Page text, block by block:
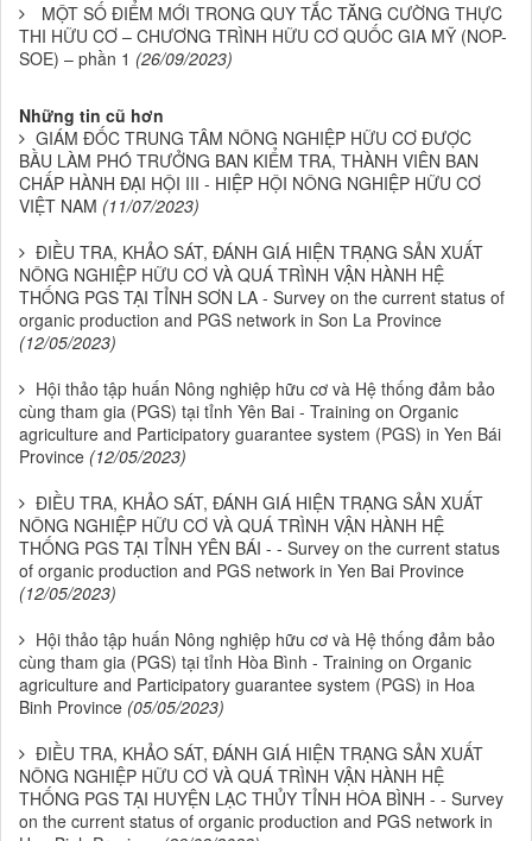
MỘT SỐ ĐIỂM MỚI TRONG QUY TẮC TĂNG CƯỜNG THỰC
THI HỮU CƠ – CHƯƠNG TRÌNH HỮU CƠ QUỐC GIA MỸ (NOP-
SOE) – phần 1 (26/09/2023)
Những tin cũ hơn
GIÁM ĐỐC TRUNG TÂM NÔNG NGHIỆP HỮU CƠ ĐƯỢC
BẦU LÀM PHÓ TRƯỞNG BAN KIỂM TRA, THÀNH VIÊN BAN
CHẤP HÀNH ĐẠI HỘI III - HIỆP HỘI NÔNG NGHIỆP HỮU CƠ
VIỆT NAM (11/07/2023)
ĐIỀU TRA, KHẢO SÁT, ĐÁNH GIÁ HIỆN TRẠNG SẢN XUẤT
NÔNG NGHIỆP HỮU CƠ VÀ QUÁ TRÌNH VẬN HÀNH HỆ
THỐNG PGS TẠI TỈNH SƠN LA - Survey on the current status of
organic production and PGS network in Son La Province
(12/05/2023)
Hội thảo tập huấn Nông nghiệp hữu cơ và Hệ thống đảm bảo
cùng tham gia (PGS) tại tỉnh Yên Bai - Training on Organic
agriculture and Participatory guarantee system (PGS) in Yen Bái
Province (12/05/2023)
ĐIỀU TRA, KHẢO SÁT, ĐÁNH GIÁ HIỆN TRẠNG SẢN XUẤT
NÔNG NGHIỆP HỮU CƠ VÀ QUÁ TRÌNH VẬN HÀNH HỆ
THỐNG PGS TẠI TỈNH YÊN BÁI - - Survey on the current status
of organic production and PGS network in Yen Bai Province
(12/05/2023)
Hội thảo tập huấn Nông nghiệp hữu cơ và Hệ thống đảm bảo
cùng tham gia (PGS) tại tỉnh Hòa Bình - Training on Organic
agriculture and Participatory guarantee system (PGS) in Hoa
Binh Province (05/05/2023)
ĐIỀU TRA, KHẢO SÁT, ĐÁNH GIÁ HIỆN TRẠNG SẢN XUẤT
NÔNG NGHIỆP HỮU CƠ VÀ QUÁ TRÌNH VẬN HÀNH HỆ
THỐNG PGS TẠI HUYỆN LẠC THỦY TỈNH HÒA BÌNH - - Survey
on the current status of organic production and PGS network in